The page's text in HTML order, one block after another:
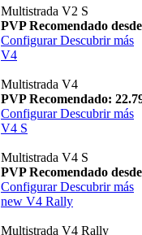
Multistrada V2 S
PVP Recomendado
Configurar Descubrir más
V4
Multistrada V4
PVP Recomendado:
Configurar Descubrir más
V4 S
Multistrada V4 S
PVP Recomendado
Configurar Descubrir más
new V4 Rally
Multistrada V4 Rally